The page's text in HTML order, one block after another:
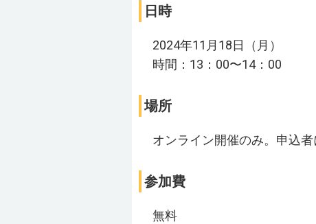
日時
2024年11月18日（月）
時間：13：00〜14：00
場所
オンライン開催のみ。申込者
参加費
無料